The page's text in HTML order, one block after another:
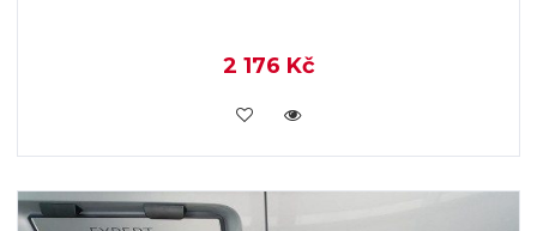
2 176 Kč
KOUPIT